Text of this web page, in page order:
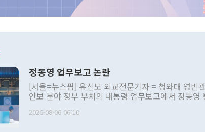
정동영 업무보고 논란
[서울=뉴스핌] 유신모 외교전문기자 = 청와대 영빈
안보 분야 정부 부처의 대통령 업무보고에서 정동영
발언 중에는 정부 내 조율을 거치지 않은 사안을 정책
2026-08-06 06:10